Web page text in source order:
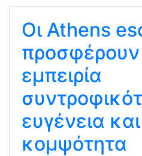
Οι Athens
εμπειρία
ευγένεια και
κομψότητα